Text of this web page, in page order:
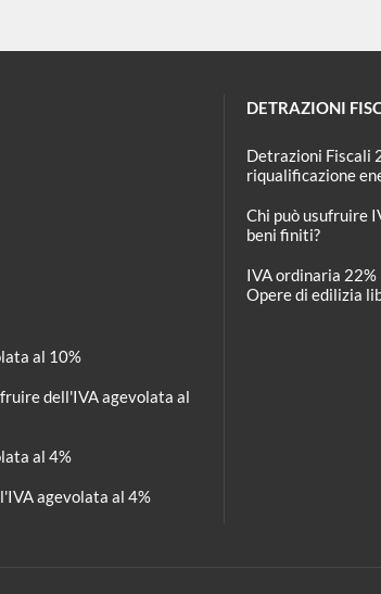
al 10%
dell'IVA agevolata al
al 4%
agevolata al 4%
DETRAZIONI
Detrazioni Fiscali
riqualificazione
Chi può usufruire
beni finiti?
IVA ordinaria
Opere di edilizia